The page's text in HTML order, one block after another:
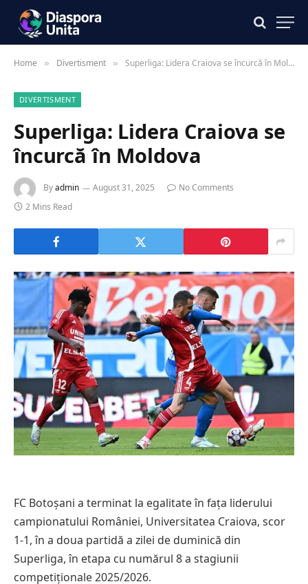
Home » Divertisment » Superliga: Lidera Craiova se încurcă în Moldova
DIVERTISMENT
Superliga: Lidera Craiova se
încurcă în Moldova
Byadmin August 31, 2025
No Comments
2 Mins Read
FC Botoșani a terminat la egalitate în fața liderului
campionatului României, Universitatea Craiova, scor
1-1, în a doua partidă a zilei de duminică din
Superliga, în etapa cu numărul 8 a stagiunii
competiționale 2025/2026.